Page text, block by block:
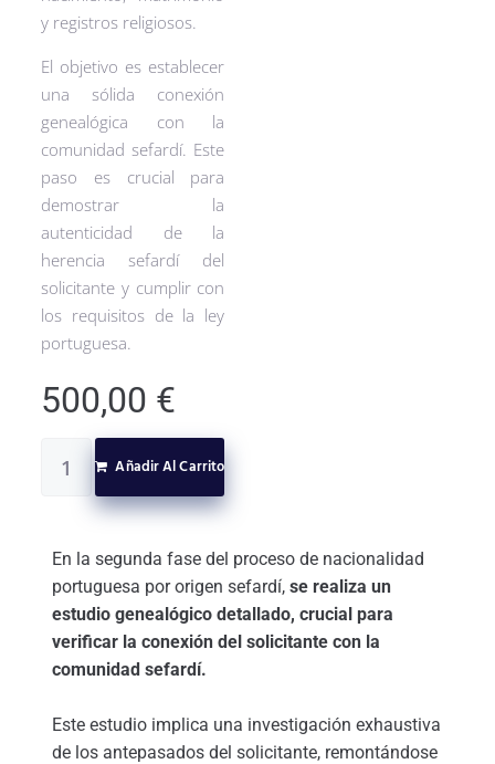
y registros religiosos.
El objetivo es establecer
una sólida conexión
genealógica con la
comunidad sefardí. Este
paso es crucial para
demostrar la
autenticidad de la
herencia sefardí del
solicitante y cumplir con
los requisitos de la ley
portuguesa.
500,00 €
Añadir Al Carrito
En la segunda fase del proceso de nacionalidad
portuguesa por origen sefardí,se realiza un
estudio genealógico detallado, crucial para
verificar la conexión del solicitante con la
comunidad sefardí.
Este estudio implica una investigación exhaustiva
de los antepasados del solicitante, remontándose